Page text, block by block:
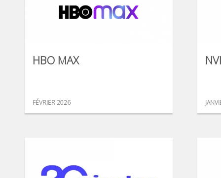
HBO MAX
FÉVRIER 2026